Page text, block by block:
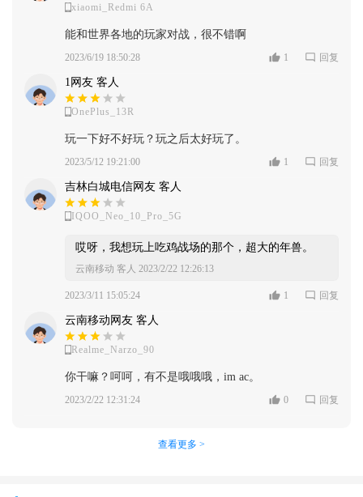
xiaomi_Redmi 6A
能和世界各地的玩家对战，很不错啊
2023/6/19 18:50:28 1 回复
1网友 客人
OnePlus_13R
玩一下好不好玩？玩之后太好玩了。
2023/5/12 19:21:00 1 回复
吉林白城电信网友 客人
IQOO_Neo_10_Pro_5G
哎呀，我想玩上吃鸡战场的那个，超大的年兽。
云南移动 客人 2023/2/22 12:26:13
2023/3/11 15:05:24 1 回复
云南移动网友 客人
Realme_Narzo_90
你干嘛？呵呵，有不是哦哦哦，im ac。
2023/2/22 12:31:24 0 回复
查看更多 >